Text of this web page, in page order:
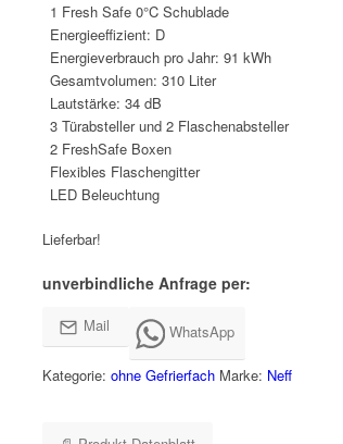
1 Fresh Safe 0°C Schublade
Energieeffizient: D
Energieverbrauch pro Jahr: 91 kWh
Gesamtvolumen: 310 Liter
Lautstärke: 34 dB
3 Türabsteller und 2 Flaschenabsteller
2 FreshSafe Boxen
Flexibles Flaschengitter
LED Beleuchtung
Lieferbar!
unverbindliche Anfrage per:
Mail WhatsApp
Kategorie: ohne Gefrierfach Marke: Neff